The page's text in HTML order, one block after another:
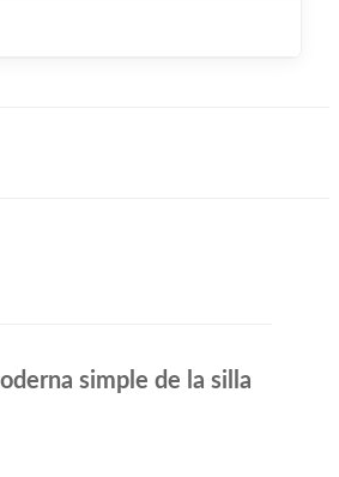
simple de la silla